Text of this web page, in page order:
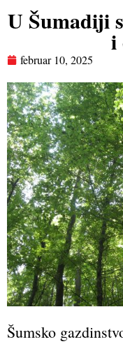
U Šumadiji
i
februar 10, 2025
Šumsko